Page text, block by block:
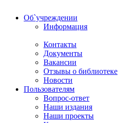
Об`учреждении
Информация
Контакты
Документы
Вакансии
Отзывы о библиотеке
Новости
Пользователям
Вопрос-ответ
Наши издания
Наши проекты